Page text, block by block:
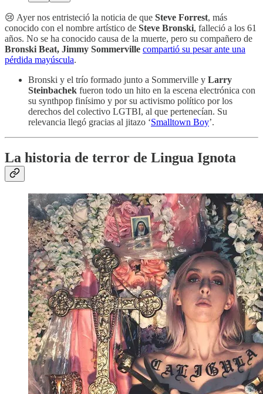
😢 Ayer nos entristeció la noticia de que Steve Forrest, más
conocido con el nombre artístico de Steve Bronski, falleció a los 61
años. No se ha conocido causa de la muerte, pero su compañero de
Bronski Beat, Jimmy Sommerville compartió su pesar ante una
pérdida mayúscula.
Bronski y el trío formado junto a Sommerville y Larry
Steinbachek fueron todo un hito en la escena electrónica con
su synthpop finísimo y por su activismo político por los
derechos del colectivo LGTBI, al que pertenecían. Su
relevancia llegó gracias al jitazo ‘Smalltown Boy’.
La historia de terror de Lingua Ignota